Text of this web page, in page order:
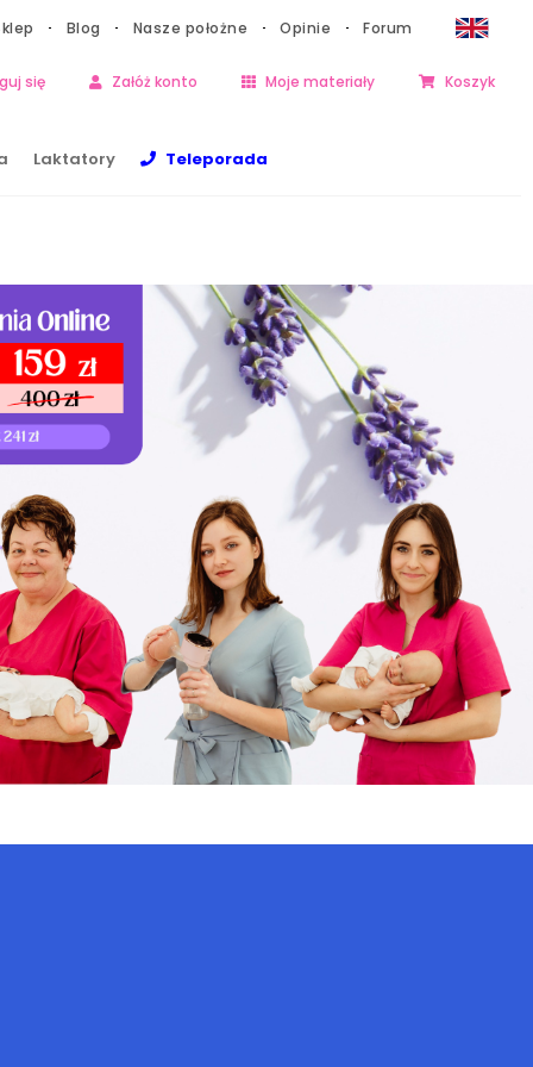
Blog Nasze położne Opinie Forum
się Załóż konto Moje materiały Koszyk
Laktatory Teleporada